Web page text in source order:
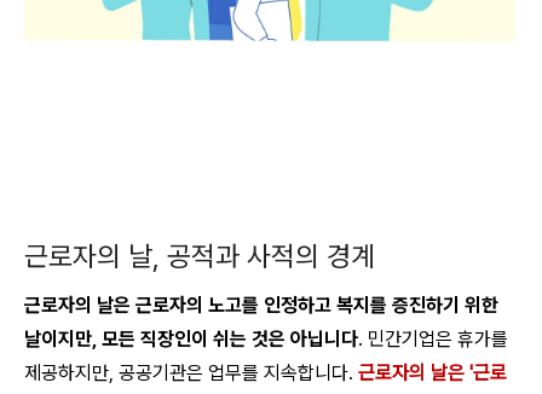
근로자의 날, 공적과 사적의 경계
근로자의 날은 근로자의 노고를 인정하고 복지를 증진하기 위한
날이지만, 모든 직장인이 쉬는 것은 아닙니다. 민간기업은 휴가를
제공하지만, 공공기관은 업무를 지속합니다. 근로자의 날은 '근로